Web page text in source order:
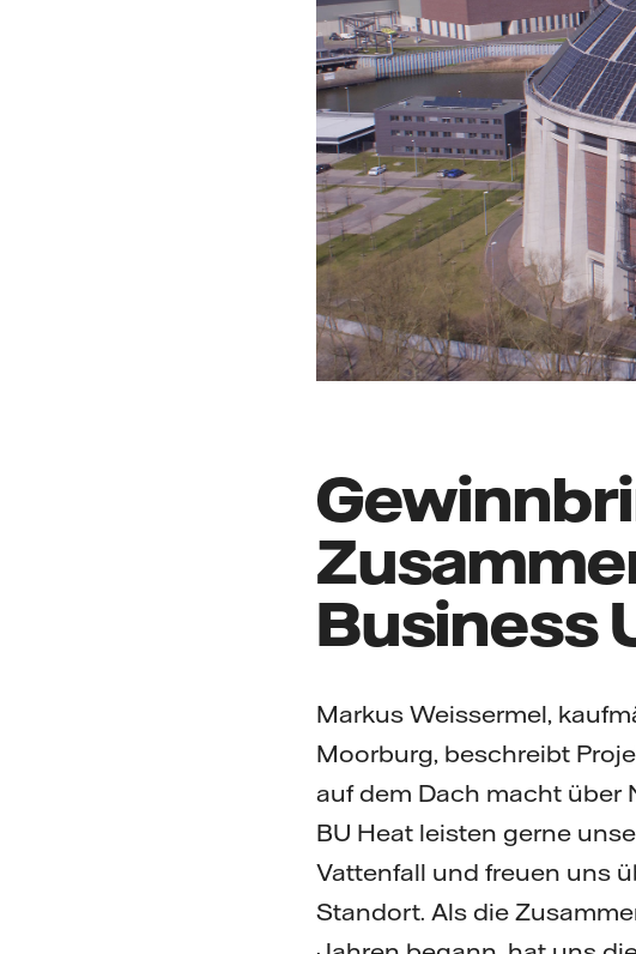
Business
Markus Weissermel,
Moorburg, beschreibt
auf dem Dach macht über
BU Heat leisten gerne
Vattenfall und freuen uns
Standort. Als die